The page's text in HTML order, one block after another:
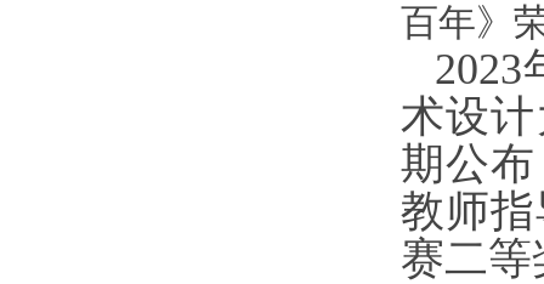
百年》
2023
术设
期公
教师
赛二